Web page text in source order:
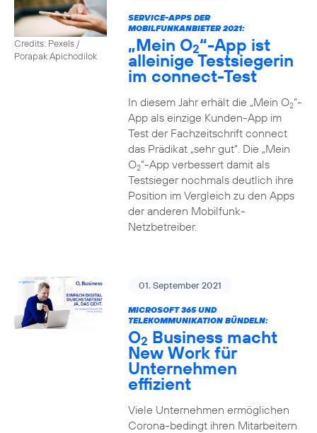
Credits: Pexels /
Porapak Apichodilok
SERVICE-APPS DER
MOBILFUNKANBIETER 2021:
„Mein O2“-App ist
alleinige Testsiegerin
im connect-Test
In diesem Jahr erhält die „Mein O2“-
App als einzige Kunden-App im
Test der Fachzeitschrift connect
das Prädikat „sehr gut“. Die „Mein
O2“-App verbessert damit als
Testsieger nochmals deutlich ihre
Position im Vergleich zu den Apps
der anderen Mobilfunk-
Netzbetreiber.
01. September 2021
MICROSOFT 365 UND
TELEKOMMUNIKATION BÜNDELN:
O2 Business macht
New Work für
Unternehmen
effizient
Viele Unternehmen ermöglichen
Corona-bedingt ihren Mitarbeitern